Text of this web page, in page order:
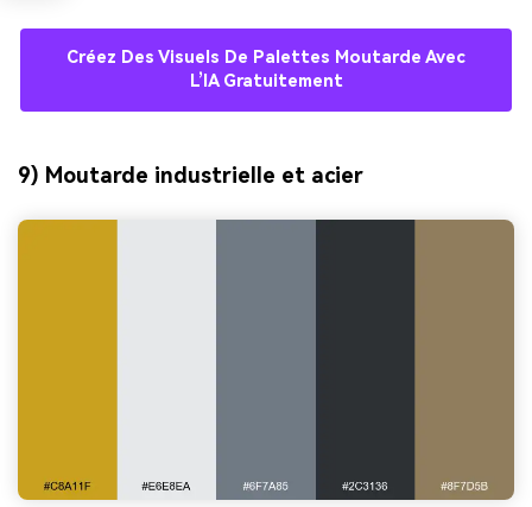
Créez Des Visuels De Palettes Moutarde Avec
L’IA Gratuitement
9) Moutarde industrielle et acier